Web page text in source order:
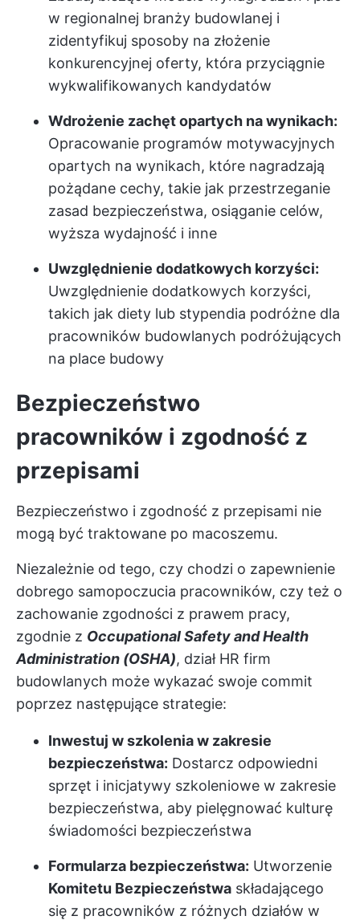
w regionalnej branży budowlanej i
zidentyfikuj sposoby na złożenie
konkurencyjnej oferty, która przyciągnie
wykwalifikowanych kandydatów
Wdrożenie zachęt opartych na wynikach:
Opracowanie programów motywacyjnych
opartych na wynikach, które nagradzają
pożądane cechy, takie jak przestrzeganie
zasad bezpieczeństwa, osiąganie celów,
wyższa wydajność i inne
Uwzględnienie dodatkowych korzyści:
Uwzględnienie dodatkowych korzyści,
takich jak diety lub stypendia podróżne dla
pracowników budowlanych podróżujących
na place budowy
Bezpieczeństwo
pracowników i zgodność z
przepisami
Bezpieczeństwo i zgodność z przepisami nie
mogą być traktowane po macoszemu.
Niezależnie od tego, czy chodzi o zapewnienie
dobrego samopoczucia pracowników, czy też o
zachowanie zgodności z prawem pracy,
zgodnie z Occupational Safety and Health
Administration (OSHA), dział HR firm
budowlanych może wykazać swoje commit
poprzez następujące strategie:
Inwestuj w szkolenia w zakresie
bezpieczeństwa: Dostarcz odpowiedni
sprzęt i inicjatywy szkoleniowe w zakresie
bezpieczeństwa, aby pielęgnować kulturę
świadomości bezpieczeństwa
Formularza bezpieczeństwa: Utworzenie
Komitetu Bezpieczeństwa składającego
się z pracowników z różnych działów w